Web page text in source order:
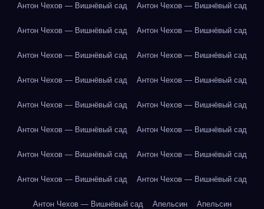
Антон Чехов — Вишнёвый сад Антон Чехов — Вишнёвый сад
Антон Чехов — Вишнёвый сад Антон Чехов — Вишнёвый сад
Антон Чехов — Вишнёвый сад Антон Чехов — Вишнёвый сад
Антон Чехов — Вишнёвый сад Антон Чехов — Вишнёвый сад
Антон Чехов — Вишнёвый сад Антон Чехов — Вишнёвый сад
Антон Чехов — Вишнёвый сад Антон Чехов — Вишнёвый сад
Антон Чехов — Вишнёвый сад Антон Чехов — Вишнёвый сад
Антон Чехов — Вишнёвый сад Антон Чехов — Вишнёвый сад
Антон Чехов — Вишнёвый сад Апельсин Апельсин